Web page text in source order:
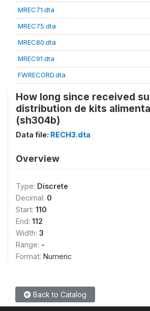
MREC71.dta
MREC75.dta
MREC80.dta
MREC91.dta
FWRECORD.dta
How long since received
distribution de kits
(sh304b)
Data file: RECH3.dta
Overview
Type: Discrete
Decimal: 0
Start: 110
End: 112
Width: 3
Range: -
Format: Numeric
Back to Catalog